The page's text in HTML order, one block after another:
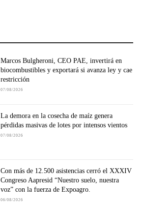
Marcos Bulgheroni, CEO PAE, invertirá en
biocombustibles y exportará si avanza ley y cae
restricción
07/08/2026
La demora en la cosecha de maíz genera
pérdidas masivas de lotes por intensos vientos
07/08/2026
Con más de 12.500 asistencias cerró el XXXIV
Congreso Aapresid “Nuestro suelo, nuestra
voz” con la fuerza de Expoagro.
06/08/2026